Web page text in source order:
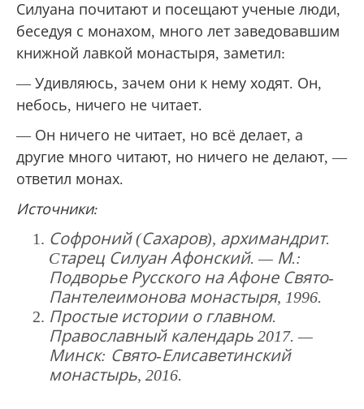
Силуана почитают и посещают ученые люди,
беседуя с монахом, много лет заведовавшим
книжной лавкой монастыря, заметил:
— Удивляюсь, зачем они к нему ходят. Он,
небось, ничего не читает.
— Он ничего не читает, но всё делает, а
другие много читают, но ничего не делают, —
ответил монах.
Источники:
Софроний (Сахаров), архимандрит.
Cтарец Силуан Афонский. — М.:
Подворье Русского на Афоне Свято-
Пантелеимонова монастыря, 1996.
Простые истории о главном.
Православный календарь 2017. —
Минск: Свято-Елисаветинский
монастырь, 2016.